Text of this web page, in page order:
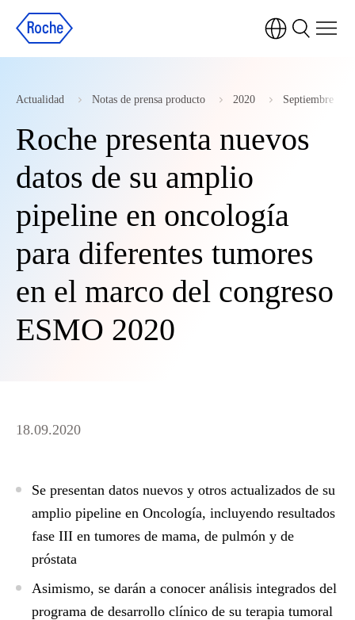
Actualidad Notas de prensa producto 2020 Septiembre
Roche presenta nuevos
datos de su amplio
pipeline en oncología
para diferentes tumores
en el marco del congreso
ESMO 2020
18.09.2020
Se presentan datos nuevos y otros actualizados de su
amplio pipeline en Oncología, incluyendo resultados
fase III en tumores de mama, de pulmón y de
próstata
Asimismo, se darán a conocer análisis integrados del
programa de desarrollo clínico de su terapia tumoral